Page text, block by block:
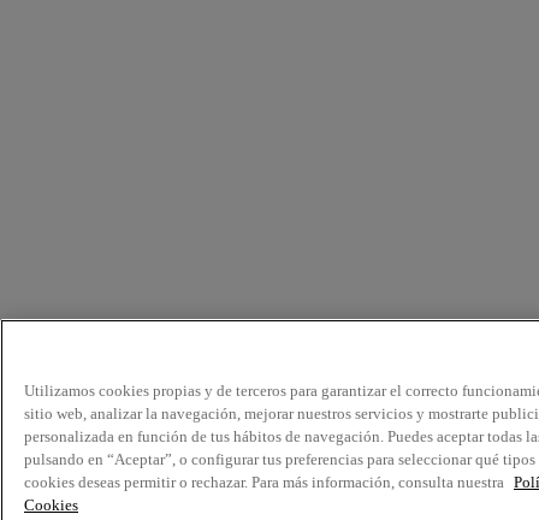
Utilizamos cookies propias y de terceros para garantizar el correcto
sitio web, analizar la navegación, mejorar nuestros servicios y mostrarte
personalizada en función de tus hábitos de navegación. Puedes aceptar todas
pulsando en “Aceptar”, o configurar tus preferencias para seleccionar qué tipos
cookies deseas permitir o rechazar. Para más información, consulta nuestra
Cookies